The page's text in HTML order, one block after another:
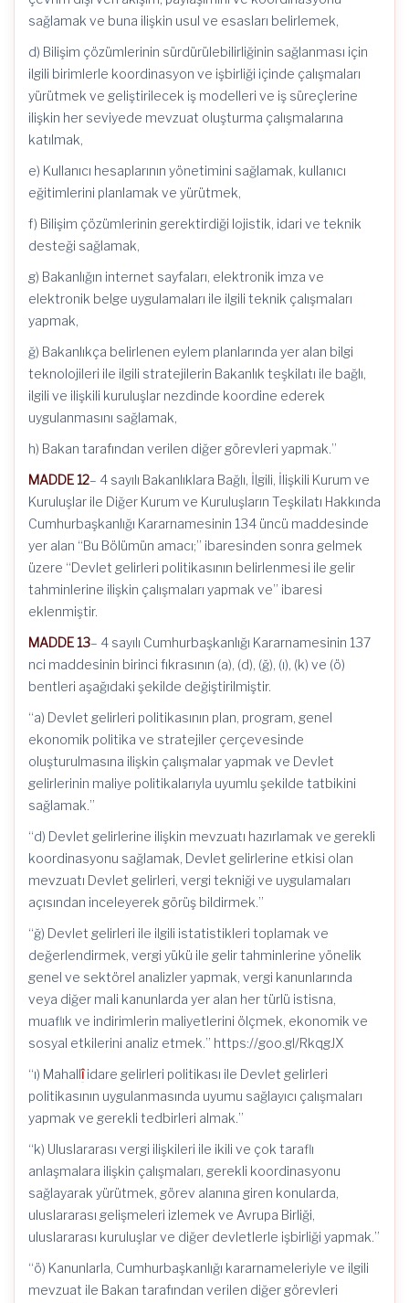
sağlamak ve buna ilişkin usul ve esasları belirlemek,
d) Bilişim çözümlerinin sürdürülebilirliğinin sağlanması için
ilgili birimlerle koordinasyon ve işbirliği içinde çalışmaları
yürütmek ve geliştirilecek iş modelleri ve iş süreçlerine
ilişkin her seviyede mevzuat oluşturma çalışmalarına
katılmak,
e) Kullanıcı hesaplarının yönetimini sağlamak, kullanıcı
eğitimlerini planlamak ve yürütmek,
f) Bilişim çözümlerinin gerektirdiği lojistik, idari ve teknik
desteği sağlamak,
g) Bakanlığın internet sayfaları, elektronik imza ve
elektronik belge uygulamaları ile ilgili teknik çalışmaları
yapmak,
ğ) Bakanlıkça belirlenen eylem planlarında yer alan bilgi
teknolojileri ile ilgili stratejilerin Bakanlık teşkilatı ile bağlı,
ilgili ve ilişkili kuruluşlar nezdinde koordine ederek
uygulanmasını sağlamak,
h) Bakan tarafından verilen diğer görevleri yapmak.”
MADDE 12– 4 sayılı Bakanlıklara Bağlı, İlgili, İlişkili Kurum ve
Kuruluşlar ile Diğer Kurum ve Kuruluşların Teşkilatı Hakkında
Cumhurbaşkanlığı Kararnamesinin 134 üncü maddesinde
yer alan “Bu Bölümün amacı;” ibaresinden sonra gelmek
üzere “Devlet gelirleri politikasının belirlenmesi ile gelir
tahminlerine ilişkin çalışmaları yapmak ve” ibaresi
eklenmiştir.
MADDE 13– 4 sayılı Cumhurbaşkanlığı Kararnamesinin 137
nci maddesinin birinci fıkrasının (a), (d), (ğ), (ı), (k) ve (ö)
bentleri aşağıdaki şekilde değiştirilmiştir.
“a) Devlet gelirleri politikasının plan, program, genel
ekonomik politika ve stratejiler çerçevesinde
oluşturulmasına ilişkin çalışmalar yapmak ve Devlet
gelirlerinin maliye politikalarıyla uyumlu şekilde tatbikini
sağlamak.”
“d) Devlet gelirlerine ilişkin mevzuatı hazırlamak ve gerekli
koordinasyonu sağlamak, Devlet gelirlerine etkisi olan
mevzuatı Devlet gelirleri, vergi tekniği ve uygulamaları
açısından inceleyerek görüş bildirmek.”
“ğ) Devlet gelirleri ile ilgili istatistikleri toplamak ve
değerlendirmek, vergi yükü ile gelir tahminlerine yönelik
genel ve sektörel analizler yapmak, vergi kanunlarında
veya diğer mali kanunlarda yer alan her türlü istisna,
muaflık ve indirimlerin maliyetlerini ölçmek, ekonomik ve
sosyal etkilerini analiz etmek.” https://goo.gl/RkqgJX
“ı) Mahallîidare gelirleri politikası ile Devlet gelirleri
politikasının uygulanmasında uyumu sağlayıcı çalışmaları
yapmak ve gerekli tedbirleri almak.”
“k) Uluslararası vergi ilişkileri ile ikili ve çok taraflı
anlaşmalara ilişkin çalışmaları, gerekli koordinasyonu
sağlayarak yürütmek, görev alanına giren konularda,
uluslararası gelişmeleri izlemek ve Avrupa Birliği,
uluslararası kuruluşlar ve diğer devletlerle işbirliği yapmak.”
“ö) Kanunlarla, Cumhurbaşkanlığı kararnameleriyle ve ilgili
mevzuat ile Bakan tarafından verilen diğer görevleri